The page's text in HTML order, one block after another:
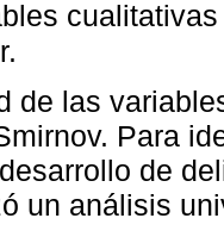
de las
Para
de
un análisis